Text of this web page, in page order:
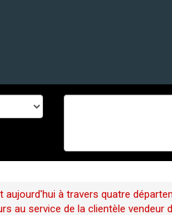
à travers quatre
au service de la clientèle vendeur